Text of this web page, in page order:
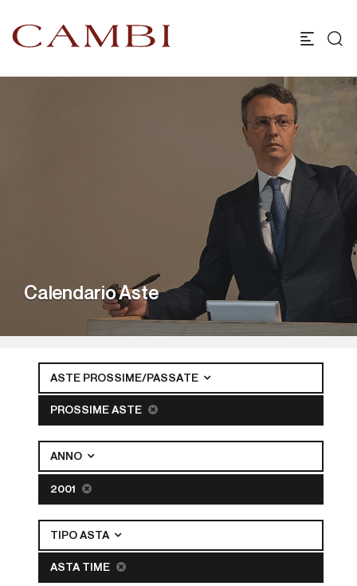
Calendario Aste
ASTE PROSSIME/PASSATE
PROSSIME ASTE
ANNO
2001
TIPO ASTA
ASTA TIME